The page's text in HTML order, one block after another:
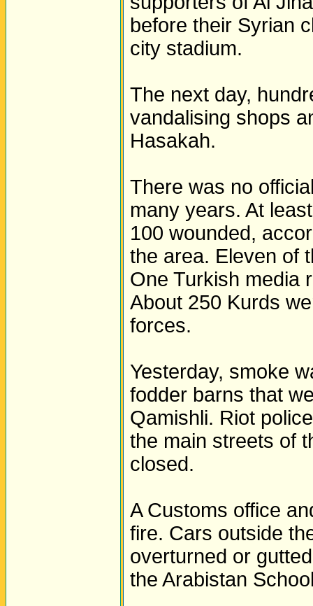
before their Syrian
city stadium.
The next day,
vandalising shops
Hasakah.
There was no
many years. At
100 wounded,
the area. Eleven of
One Turkish media
About 250 Kurds
forces.
Yesterday, smoke
fodder barns that
Qamishli. Riot
the main streets of
closed.
A Customs office
fire. Cars outside
overturned or
the Arabistan